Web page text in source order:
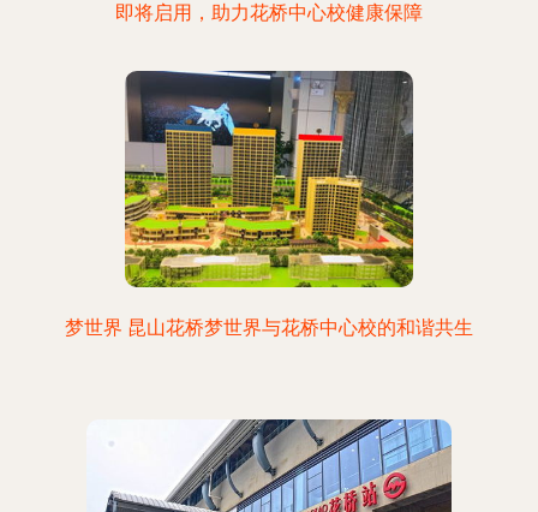
即将启用，助力花桥中心校健康保障
梦世界 昆山花桥梦世界与花桥中心校的和谐共生